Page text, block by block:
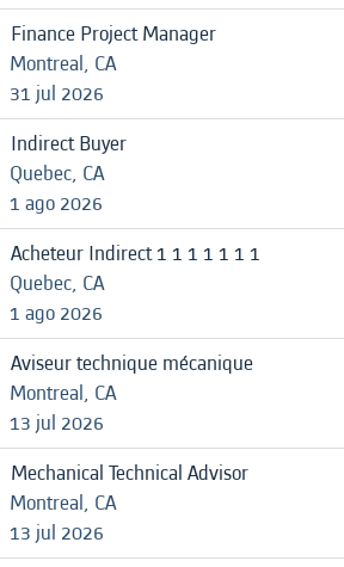
Finance Project Manager
Montreal, CA
31 jul 2026
Indirect Buyer
Quebec, CA
1 ago 2026
Acheteur Indirect 1 1 1 1 1 1 1
Quebec, CA
1 ago 2026
Aviseur technique mécanique
Montreal, CA
13 jul 2026
Mechanical Technical Advisor
Montreal, CA
13 jul 2026